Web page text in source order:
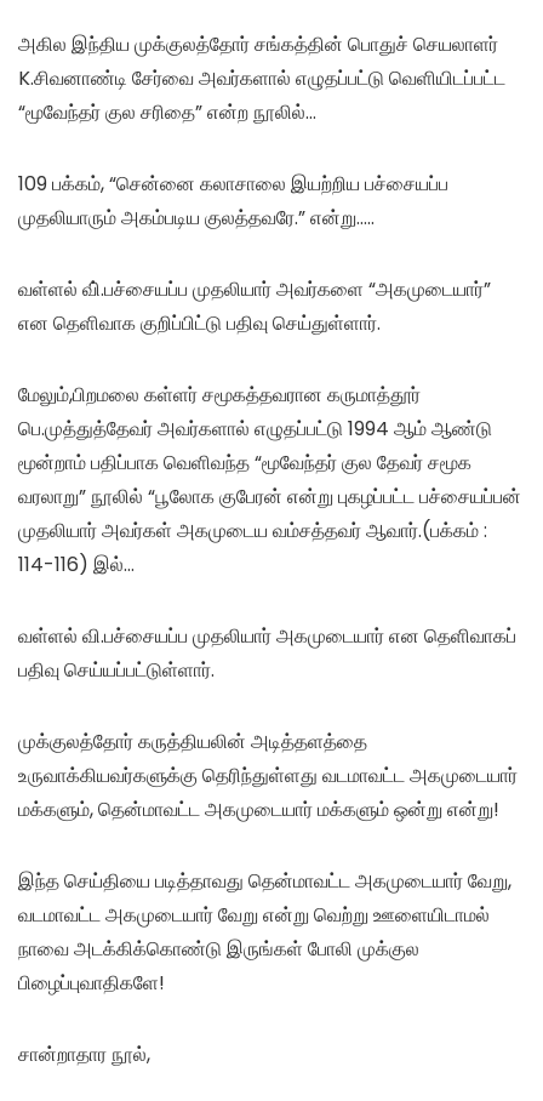
அகில இந்திய முக்குலத்தோர் சங்கத்தின் பொதுச் செயலாளர்
K.சிவனாண்டி சேர்வை அவர்களால் எழுதப்பட்டு வெளியிடப்பட்ட
“மூவேந்தர் குல சரிதை” என்ற நூலில்…
109 பக்கம், “சென்னை கலாசாலை இயற்றிய பச்சையப்ப
முதலியாரும் அகம்படிய குலத்தவரே.” என்று…..
வள்ளல் வி்.பச்சையப்ப முதலியார் அவர்களை “அகமுடையார்”
என தெளிவாக குறிப்பிட்டு பதிவு செய்துள்ளார்.
மேலும்,பிறமலை கள்ளர் சமூகத்தவரான கருமாத்தூர்
பெ.முத்துத்தேவர் அவர்களால் எழுதப்பட்டு 1994 ஆம் ஆண்டு
மூன்றாம் பதிப்பாக வெளிவந்த “மூவேந்தர் குல தேவர் சமூக
வரலாறு” நூலில் “பூலோக குபேரன் என்று புகழப்பட்ட பச்சையப்பன்
முதலியார் அவர்கள் அகமுடைய வம்சத்தவர் ஆவார்.(பக்கம் :
114-116) இல்…
வள்ளல் வி.பச்சையப்ப முதலியார் அகமுடையார் என தெளிவாகப்
பதிவு செய்யப்பட்டுள்ளார்.
முக்குலத்தோர் கருத்தியலின் அடித்தளத்தை
உருவாக்கியவர்களுக்கு தெரிந்துள்ளது வடமாவட்ட அகமுடையார்
மக்களும், தென்மாவட்ட அகமுடையார் மக்களும் ஒன்று என்று!
இந்த செய்தியை படித்தாவது தென்மாவட்ட அகமுடையார் வேறு,
வடமாவட்ட அகமுடையார் வேறு என்று வெற்று ஊளையிடாமல்
நாவை அடக்கிக்கொண்டு இருங்கள் போலி முக்குல
பிழைப்புவாதிகளே!
சான்றாதார நூல்,